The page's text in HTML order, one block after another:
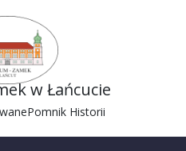
w Łańcucie
Pomnik Historii